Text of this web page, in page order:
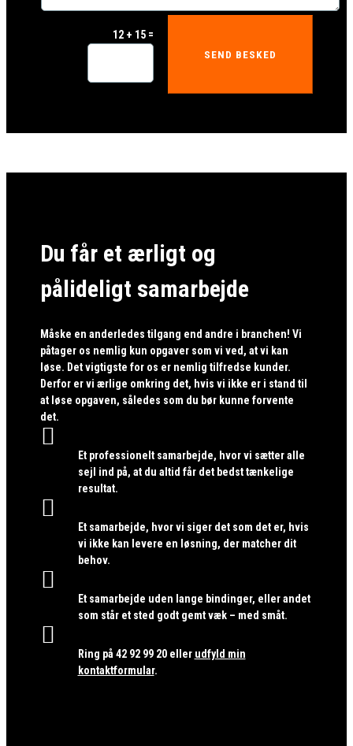
12 + 15=
SEND BESKED
Du får et ærligt og
pålideligt samarbejde
Måske en anderledes tilgang end andre i branchen! Vi
påtager os nemlig kun opgaver som vi ved, at vi kan
løse. Det vigtigste for os er nemlig tilfredse kunder.
Derfor er vi ærlige omkring det, hvis vi ikke er i stand til
at løse opgaven, således som du bør kunne forvente
det.

Et professionelt samarbejde, hvor vi sætter alle
sejl ind på, at du altid får det bedst tænkelige
resultat.

Et samarbejde, hvor vi siger det som det er, hvis
vi ikke kan levere en løsning, der matcher dit
behov.

Et samarbejde uden lange bindinger, eller andet
som står et sted godt gemt væk – med småt.

Ring på 42 92 99 20eller udfyld min
kontaktformular.